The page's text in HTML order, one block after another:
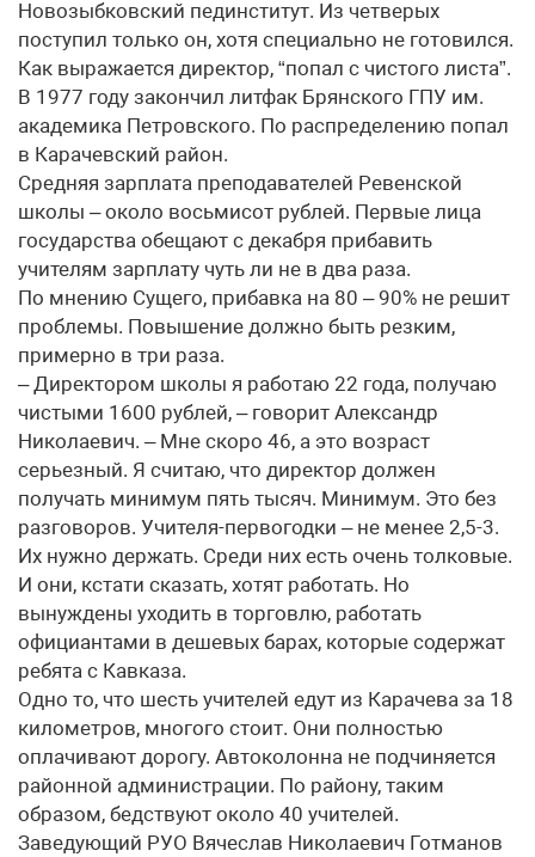
Новозыбковский пединститут. Из четверых
поступил только он, хотя специально не готовился.
Как выражается директор, “попал с чистого листа”.
В 1977 году закончил литфак Брянского ГПУ им.
академика Петровского. По распределению попал
в Карачевский район.
Cредняя зарплата преподавателей Ревенской
школы – около восьмисот рублей. Первые лица
государства обещают с декабря прибавить
учителям зарплату чуть ли не в два раза.
По мнению Сущего, прибавка на 80 – 90% не решит
проблемы. Повышение должно быть резким,
примерно в три раза.
– Директором школы я работаю 22 года, получаю
чистыми 1600 рублей, – говорит Александр
Николаевич. – Мне скоро 46, а это возраст
серьезный. Я считаю, что директор должен
получать минимум пять тысяч. Минимум. Это без
разговоров. Учителя-первогодки – не менее 2,5-3.
Их нужно держать. Среди них есть очень толковые.
И они, кстати сказать, хотят работать. Но
вынуждены уходить в торговлю, работать
официантами в дешевых барах, которые содержат
ребята с Кавказа.
Одно то, что шесть учителей едут из Карачева за 18
километров, многого стоит. Они полностью
оплачивают дорогу. Автоколонна не подчиняется
районной администрации. По району, таким
образом, бедствуют около 40 учителей.
Заведующий РУО Вячеслав Николаевич Готманов